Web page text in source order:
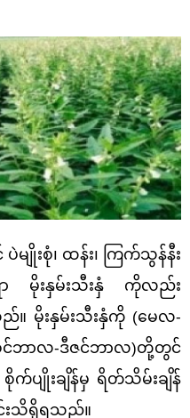
စုံ၊ ထန်း၊ ကြက်သွန်နီး
ာ မိုးနှမ်းသီးနှံ ကိုလည်း
။ မိုးနှမ်းသီးနှံကို (မေလ-
ဝင်ဘာလ-ဒီဇင်ဘာလ)တို့တွင်
က်ပျိုးချိန်မှ ရိတ်သိမ်းချိန်
းသိရှိရသည်။